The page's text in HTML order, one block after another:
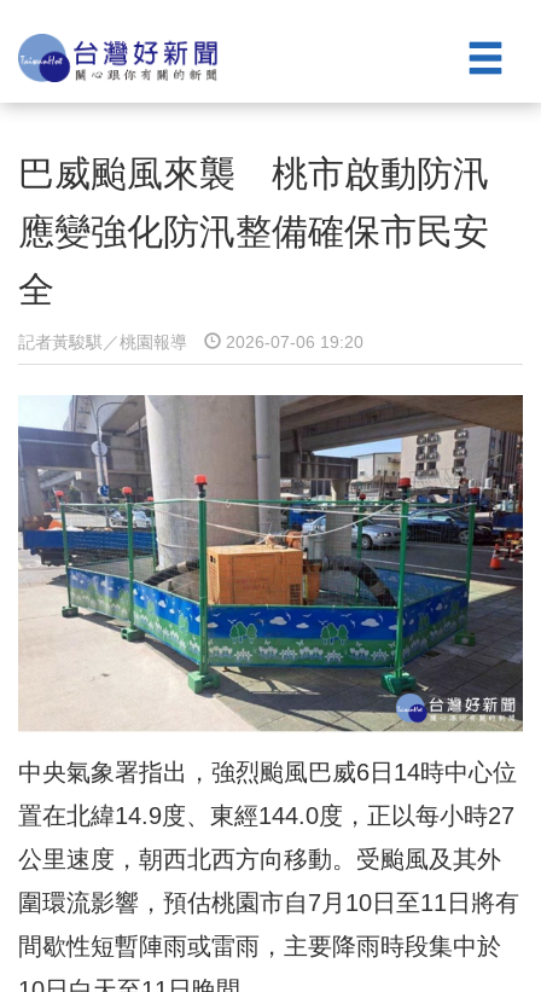
巴威颱風來襲 桃市啟動防汛
應變強化防汛整備確保市民安
全
記者黃駿騏／桃園報導 2026-07-06 19:20
中央氣象署指出，強烈颱風巴威6日14時中心位
置在北緯14.9度、東經144.0度，正以每小時27
公里速度，朝西北西方向移動。受颱風及其外
圍環流影響，預估桃園市自7月10日至11日將有
間歇性短暫陣雨或雷雨，主要降雨時段集中於